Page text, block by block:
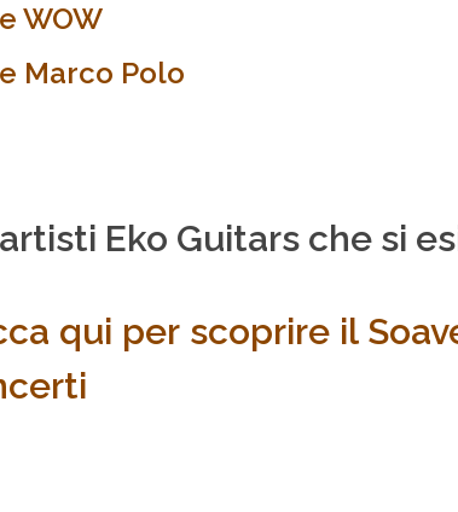
WOW
Marco Polo
Eko Guitars che si
qui per scoprire il